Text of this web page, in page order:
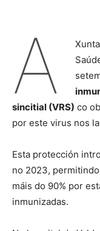
A
sincitial (VRS) co
por este virus nos
Esta protección
no 2023,
máis do 90% por
inmunizadas.